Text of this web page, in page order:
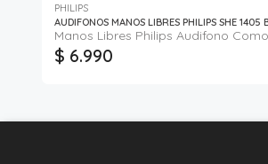
PHILIPS
AUDIFONOS MANOS LIBRES PHILIPS SHE 1405
Manos Libres Philips Audifono
$ 6.990